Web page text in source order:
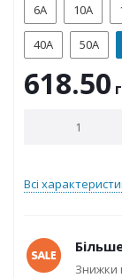
6А
10А
40А 50А
618.50
Всі
Знижки